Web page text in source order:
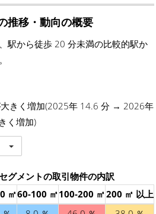
推移・動向の概要
駅から徒歩 20 分未満の比較的駅か
きく増加(2025年 14.6 分 → 2026年
く増加)
グメントの取引物件の内訳
㎡60-100 ㎡100-200 ㎡200 ㎡ 以上